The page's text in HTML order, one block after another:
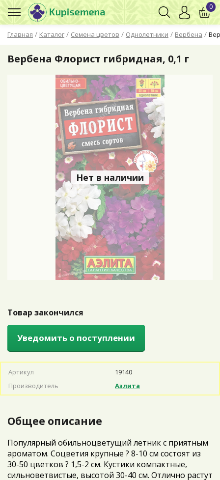
Главная / Каталог / Семена цветов / Однолетники / Вербена /
0
Вербена Флорист гибридная, 0,1 г
Нет в наличии
Товар закончился
Уведомить о поступлении
Артикул
19140
Производитель
Аэлита
Общее описание
Популярный обильноцветущий летник с приятным
ароматом. Соцветия крупные ? 8-10 см состоят из
30-50 цветков ? 1,5-2 см. Кустики компактные,
сильноветвистые, высотой 30-40 см. Отлично растут